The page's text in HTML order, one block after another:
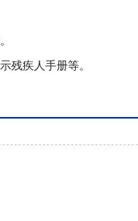
残疾人手册等。